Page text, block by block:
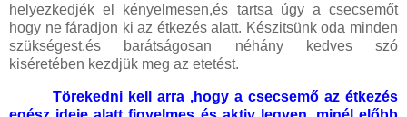
helyezkedjék el kényelmesen,és tartsa úgy a csecsemőt
hogy ne fáradjon ki az étkezés alatt. Készitsünk oda minden
szükségest.és barátságosan néhány kedves szó
kiséretében kezdjük meg az etetést.
Törekedni kell arra ,hogy a csecsemő az étkezés